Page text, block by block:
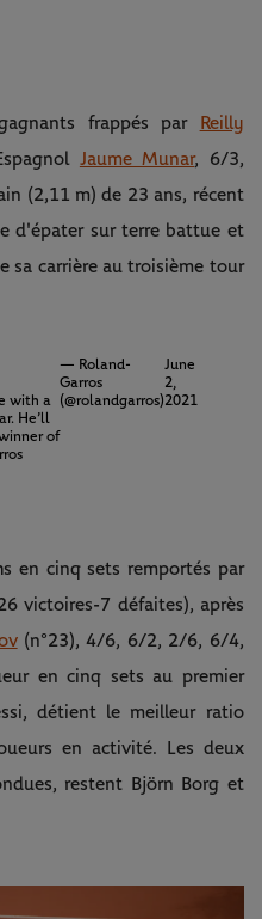
frappés par Reilly
Jaume Munar, 6/3,
(2,11 m) de 23 ans, récent
d'épater sur terre battue et
sa carrière au troisième tour
with a
He’ll
of
— Roland-
Garros
(@rolandgarros)
June
2,
2021
en cinq sets remportés par
victoires-7 défaites), après
(n°23), 4/6, 6/2, 2/6, 6/4,
en cinq sets au premier
détient le meilleur ratio
en activité. Les deux
restent Björn Borg et